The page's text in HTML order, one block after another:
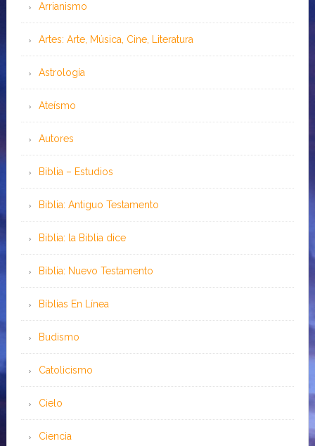
Arrianismo
Artes: Arte, Música, Cine, Literatura
Astrología
Ateísmo
Autores
Biblia – Estudios
Biblia: Antiguo Testamento
Biblia: la Biblia dice
Biblia: Nuevo Testamento
Bíblias En Línea
Budismo
Catolicismo
Cielo
Ciencia